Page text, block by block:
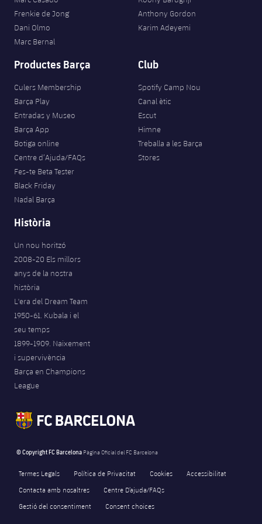
SUB8 B
Fotos
Història
Palmarès
Fotos
Infantil A
Infantil B
Jugadors
Fotos
Palmarès
Història
Calendari
Jugadors
Classificació
plusicon
més
Actualitat
Juvenil
Cadet
Infantil
Aleví
Campus Verano
PLUSICON
MÉS
Primer equip
Actualitat
Entrades
Jugadors
Fotos
Història
Palmarès
plusicon
més
Actualitat
Calendari
Jugadors
Classificació
Base
plusicon
més
Actualitat
Junior
Juvenil
Infantil
Aleví
Campus Estiu
PLUSICON
MÉS
Informació general
plusicon
més
Notícies
Actualitat
Masculí
Femení
Bàsquet en cadira de rodes
plusicon
més
Actualitat
Jugadors
Hockey gel
plusicon
més
Actualitat
Classificació
Hockey Herba Femení
Patinatge artístic
plusicon
més
Plantilla
Agenda
Rugby
plusicon
més
Actualitat
Voleibol
plusicon
més
Frenkie de Jong
Dani Olmo
Marc Bernal
Anthony Gordon
Karim Adeyemi
Productes Barça
Culers Membership
Barça Play
Entradas y Museo
Barça App
Botiga online
Centre d’Ajuda/FAQs
Fes-te Beta Tester
Black Friday
Nadal Barça
Club
Spotify Camp Nou
Canal ètic
Escut
Himne
Treballa a les Barça
Stores
Història
Un nou horitzó
2008-20 Els millors
anys de la nostra
història
L'era del Dream Team
1950-61. Kubala i el
seu temps
1899-1909. Naixement
i supervivència
Barça en Champions
League
© Copyright FC Barcelona Pàgina Oficial del FC Barcelona
Termes Legals Política de Privacitat Cookies
Accessibilitat
Contacta amb nosaltres
Centre D’ajuda/FAQs
Gestió del consentiment
Consent choices